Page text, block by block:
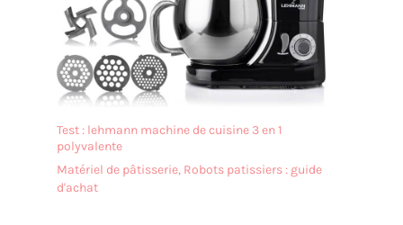
Test : lehmann machine de cuisine 3 en 1
polyvalente
Matériel de pâtisserie, Robots patissiers : guide
d'achat